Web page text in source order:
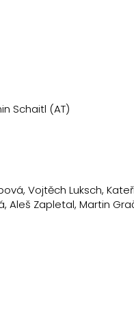
Schaitl (AT)
Vojtěch Luksch,
Aleš Zapletal, Martin